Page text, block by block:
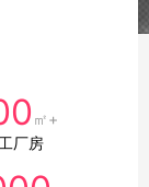
㎡+
厂房